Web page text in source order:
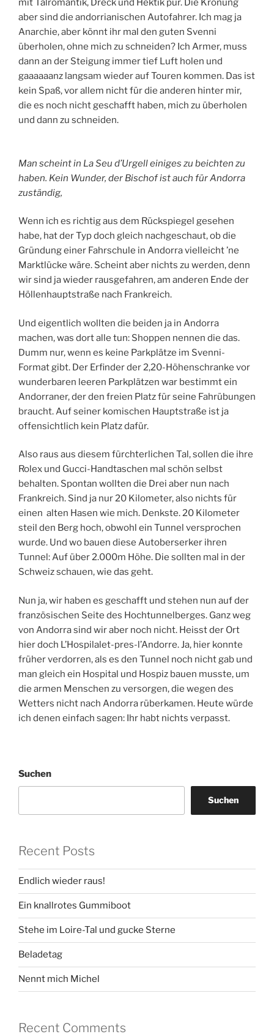
mit Talromantik, Dreck und Hektik pur. Die Krönung
aber sind die andorrianischen Autofahrer. Ich mag ja
Anarchie, aber könnt ihr mal den guten Svenni
überholen, ohne mich zu schneiden? Ich Armer, muss
dann an der Steigung immer tief Luft holen und
gaaaaaanz langsam wieder auf Touren kommen. Das ist
kein Spaß, vor allem nicht für die anderen hinter mir,
die es noch nicht geschafft haben, mich zu überholen
und dann zu schneiden.
Man scheint in La Seu d’Urgell einiges zu beichten zu
haben. Kein Wunder, der Bischof ist auch für Andorra
zuständig,
Wenn ich es richtig aus dem Rückspiegel gesehen
habe, hat der Typ doch gleich nachgeschaut, ob die
Gründung einer Fahrschule in Andorra vielleicht ’ne
Marktlücke wäre. Scheint aber nichts zu werden, denn
wir sind ja wieder rausgefahren, am anderen Ende der
Höllenhauptstraße nach Frankreich.
Und eigentlich wollten die beiden ja in Andorra
machen, was dort alle tun: Shoppen nennen die das.
Dumm nur, wenn es keine Parkplätze im Svenni-
Format gibt. Der Erfinder der 2,20-Höhenschranke vor
wunderbaren leeren Parkplätzen war bestimmt ein
Andorraner, der den freien Platz für seine Fahrübungen
braucht. Auf seiner komischen Hauptstraße ist ja
offensichtlich kein Platz dafür.
Also raus aus diesem fürchterlichen Tal, sollen die ihre
Rolex und Gucci-Handtaschen mal schön selbst
behalten. Spontan wollten die Drei aber nun nach
Frankreich. Sind ja nur 20 Kilometer, also nichts für
einen alten Hasen wie mich. Denkste. 20 Kilometer
steil den Berg hoch, obwohl ein Tunnel versprochen
wurde. Und wo bauen diese Autoberserker ihren
Tunnel: Auf über 2.000m Höhe. Die sollten mal in der
Schweiz schauen, wie das geht.
Nun ja, wir haben es geschafft und stehen nun auf der
französischen Seite des Hochtunnelberges. Ganz weg
von Andorra sind wir aber noch nicht. Heisst der Ort
hier doch L’Hospilalet-pres-l’Andorre. Ja, hier konnte
früher verdorren, als es den Tunnel noch nicht gab und
man gleich ein Hospital und Hospiz bauen musste, um
die armen Menschen zu versorgen, die wegen des
Wetters nicht nach Andorra rüberkamen. Heute würde
ich denen einfach sagen: Ihr habt nichts verpasst.
Suchen
Suchen
Recent Posts
Endlich wieder raus!
Ein knallrotes Gummiboot
Stehe im Loire-Tal und gucke Sterne
Beladetag
Nennt mich Michel
Recent Comments